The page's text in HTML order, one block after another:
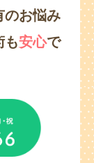
のお悩み
も安心で